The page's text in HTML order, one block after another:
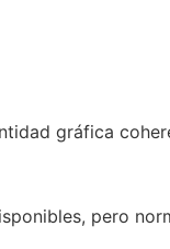
gráfica
pero